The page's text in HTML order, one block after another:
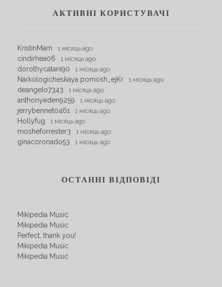
АКТИВНІ КОРИСТУВАЧІ
KristinMam 1 місяць ago
cindirhea06 1 місяць ago
dorothycatani90 1 місяць ago
Narkologicheskaya pomosh_ejKr 1 місяць ago
deangelo7343 1 місяць ago
anthonyeden9259 1 місяць ago
jerrybennet0461 1 місяць ago
Hollyfug 1 місяць ago
mosheforrester3 1 місяць ago
ginacoronado53 1 місяць ago
ОСТАННІ ВІДПОВІДІ
Mikipedia Music
Mikipedia Music
Perfect, thank you!
Mikipedia Music
Mikipedia Music